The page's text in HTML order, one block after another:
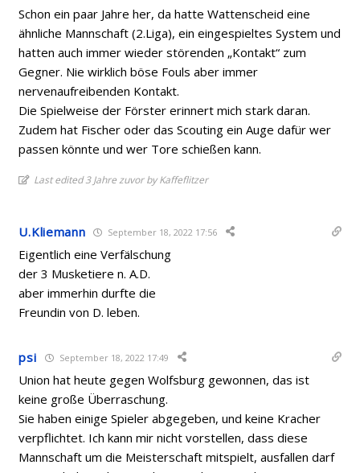
Schon ein paar Jahre her, da hatte Wattenscheid eine
ähnliche Mannschaft (2.Liga), ein eingespieltes System und
hatten auch immer wieder störenden „Kontakt“ zum
Gegner. Nie wirklich böse Fouls aber immer
nervenaufreibenden Kontakt.
Die Spielweise der Förster erinnert mich stark daran.
Zudem hat Fischer oder das Scouting ein Auge dafür wer
passen könnte und wer Tore schießen kann.
Last edited 3 Jahre zuvor by Kaffeflitzer
U.Kliemann September 18, 2022 17:56
Eigentlich eine Verfälschung
der 3 Musketiere n. A.D.
aber immerhin durfte die
Freundin von D. leben.
psi September 18, 2022 17:49
Union hat heute gegen Wolfsburg gewonnen, das ist
keine große Überraschung.
Sie haben einige Spieler abgegeben, und keine Kracher
verpflichtet. Ich kann mir nicht vorstellen, dass diese
Mannschaft um die Meisterschaft mitspielt, ausfallen darf